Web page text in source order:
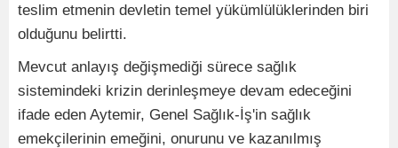
teslim etmenin devletin temel yükümlülüklerinden biri
olduğunu belirtti.
Mevcut anlayış değişmediği sürece sağlık
sistemindeki krizin derinleşmeye devam edeceğini
ifade eden Aytemir, Genel Sağlık-İş'in sağlık
emekçilerinin emeğini, onurunu ve kazanılmış